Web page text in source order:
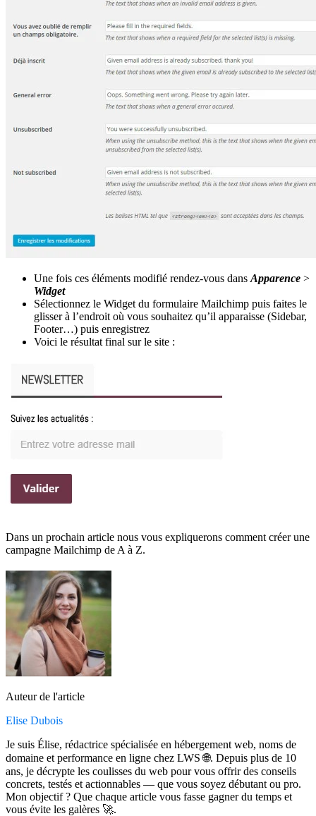
Une fois ces éléments modifié rendez-vous dans Apparence >
Widget
Sélectionnez le Widget du formulaire Mailchimp puis faites le
glisser à l’endroit où vous souhaitez qu’il apparaisse (Sidebar,
Footer…) puis enregistrez
Voici le résultat final sur le site :
Dans un prochain article nous vous expliquerons comment créer une
campagne Mailchimp de A à Z.
Auteur de l'article
Elise Dubois
Je suis Élise, rédactrice spécialisée en hébergement web, noms de
domaine et performance en ligne chez LWS 🌐. Depuis plus de 10
ans, je décrypte les coulisses du web pour vous offrir des conseils
concrets, testés et actionnables — que vous soyez débutant ou pro.
Mon objectif ? Que chaque article vous fasse gagner du temps et
vous évite les galères 🚀.